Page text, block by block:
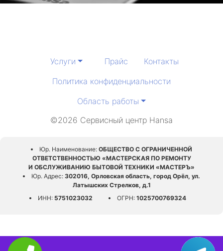
Услуги Прайс
Контакты
Политика конфиденциальности
Область работы
©2026 Сервисный центр Hansa
Юр. Наименование: ОБЩЕСТВО С ОГРАНИЧЕННОЙ
ОТВЕТСТВЕННОСТЬЮ «МАСТЕРСКАЯ ПО РЕМОНТУ
И ОБСЛУЖИВАНИЮ БЫТОВОЙ ТЕХНИКИ «МАСТЕРЪ»
Юр. Адрес: 302016, Орловская область, город Орёл, ул.
Латышских Стрелков, д.1
ИНН:5751023032 ОГРН:1025700769324